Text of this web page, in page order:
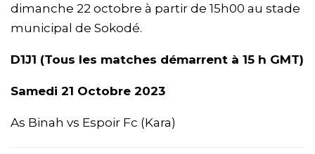
dimanche 22 octobre à partir de 15h00 au stade
municipal de Sokodé.
D1J1 (Tous les matches démarrent à 15 h GMT)
Samedi 21 Octobre 2023
As Binah vs Espoir Fc (Kara)